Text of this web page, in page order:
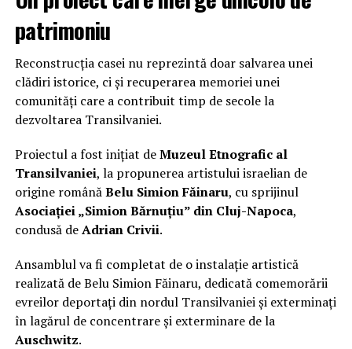
patrimoniu
Reconstrucția casei nu reprezintă doar salvarea unei
clădiri istorice, ci și recuperarea memoriei unei
comunități care a contribuit timp de secole la
dezvoltarea Transilvaniei.
Proiectul a fost inițiat deMuzeul Etnografic al
Transilvaniei, la propunerea artistului israelian de
origine românăBelu Simion Făinaru, cu sprijinul
Asociației „Simion Bărnuțiu” din Cluj-Napoca,
condusă deAdrian Crivii.
Ansamblul va fi completat de o instalație artistică
realizată de Belu Simion Făinaru, dedicată comemorării
evreilor deportați din nordul Transilvaniei și exterminați
în lagărul de concentrare și exterminare de la
Auschwitz.